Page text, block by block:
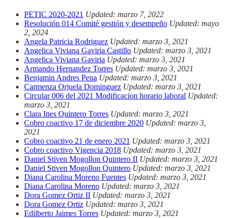
PETIC 2020-2021 Updated: marzo 7, 2022
Resolución 014 Comité gestión y desempeño Updated: mayo
2, 2024
Angela Patricia Rodriguez Updated: marzo 3, 2021
Angelica Viviana Gaviria Castillo Updated: marzo 3, 2021
Angelica Viviana Gaviria Updated: marzo 3, 2021
Armando Hernandez Torres Updated: marzo 3, 2021
Benjamin Andres Pena Updated: marzo 3, 2021
Carmenza Orjuela Dominguez Updated: marzo 3, 2021
Circular 006 del 2021 Modificacion horario laboral Updated:
marzo 3, 2021
Clara Ines Quintero Torres Updated: marzo 3, 2021
Cobro coactivo 17 de diciembre 2020 Updated: marzo 3,
2021
Cobro coactivo 21 de enero 2021 Updated: marzo 3, 2021
Cobro coactivo Vigencia 2018 Updated: marzo 3, 2021
Daniel Stiven Mogollon Quintero II Updated: marzo 3, 2021
Daniel Stiven Mogollon Quintero Updated: marzo 3, 2021
Diana Carolina Moreno Fuentes Updated: marzo 3, 2021
Diana Carolina Moreno Updated: marzo 3, 2021
Dora Gomez Ortiz II Updated: marzo 3, 2021
Dora Gomez Ortiz Updated: marzo 3, 2021
Edilberto Jaimes Torres Updated: marzo 3, 2021